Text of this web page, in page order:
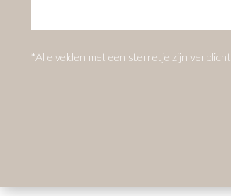
*Alle velden met een sterretje zijn verplicht